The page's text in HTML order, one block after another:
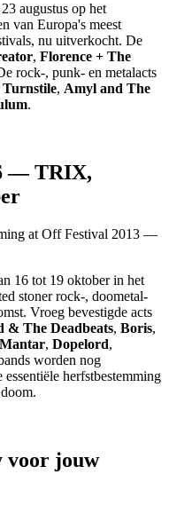
augustus op het
van Europa's meest
nu uitverkocht. De
, Florence + The
rock-, punk- en metalacts
Turnstile, Amyl and The
.
— TRIX,
16 tot 19 oktober in het
stoner rock-, doometal-
Vroeg bevestigde acts
& The Deadbeats, Boris,
Mantar, Dopelord,
worden nog
herfstbestemming
voor jouw